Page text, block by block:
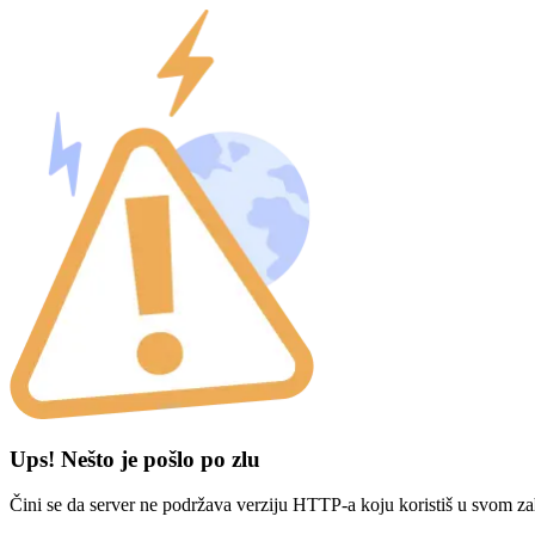
Ups! Nešto je pošlo po zlu
Čini se da server ne podržava verziju HTTP-a koju koristiš u svom